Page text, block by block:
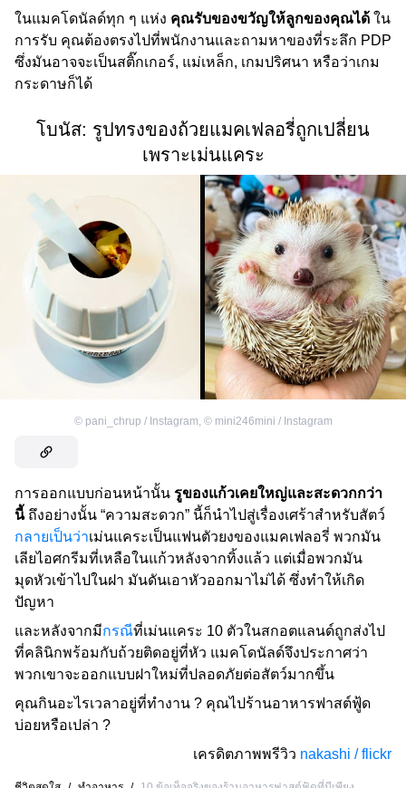
ในแมคโดนัลด์ทุก ๆ แห่ง คุณรับของขวัญให้ลูกของคุณได้ ใน
การรับ คุณต้องตรงไปที่พนักงานและถามหาของที่ระลึก PDP
ซึ่งมันอาจจะเป็นสติ๊กเกอร์, แม่เหล็ก, เกมปริศนา หรือว่าเกม
กระดาษก็ได้
โบนัส: รูปทรงของถ้วยแมคเฟลอรี่ถูกเปลี่ยน
เพราะเม่นแคระ
© pani_chrup / Instagram © mini246mini / Instagram
การออกแบบก่อนหน้านั้น รูของแก้วเคยใหญ่และสะดวกกว่า
นี้ถึงอย่างนั้น “ความสะดวก” นี้ก็นำไปสู่เรื่องเศร้าสำหรับสัตว์
กลายเป็นว่าเม่นแคระเป็นแฟนตัวยงของแมคเฟลอรี่ พวกมัน
เลียไอศกรีมที่เหลือในแก้วหลังจากทิ้งแล้ว แต่เมื่อพวกมัน
มุดหัวเข้าไปในฝา มันดันเอาหัวออกมาไม่ได้ ซึ่งทำให้เกิด
ปัญหา
และหลังจากมีกรณีที่เม่นแคระ 10 ตัวในสกอตแลนด์ถูกส่งไป
ที่คลินิกพร้อมกับถ้วยติดอยู่ที่หัว แมคโดนัลด์จึงประกาศว่า
พวกเขาจะออกแบบฝาใหม่ที่ปลอดภัยต่อสัตว์มากขึ้น
คุณกินอะไรเวลาอยู่ที่ทำงาน ? คุณไปร้านอาหารฟาสต์ฟู้ด
บ่อยหรือเปล่า ?
เครดิตภาพพรีวิว nakashi / flickr